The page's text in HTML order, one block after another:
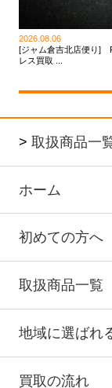
2026.08.06
[ジャム倉吉北店便り]
レス買取 ...
> 取扱商品一
ホーム
初めての方へ
取扱商品一覧
地域に選ばれ
買取の流れ